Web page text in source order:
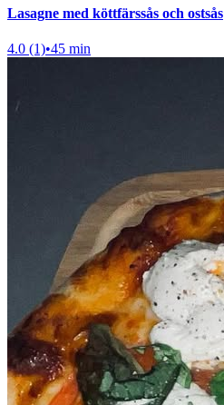
Lasagne med köttfärssås och ostsås
4.0 (1)•45 min